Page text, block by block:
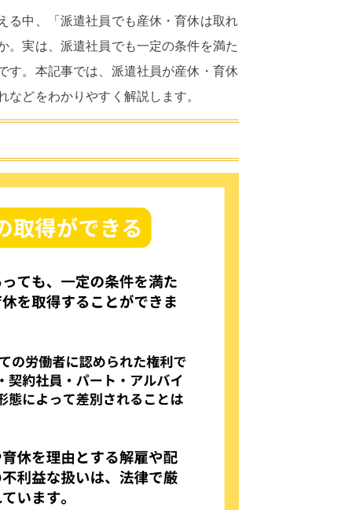
る中、「派遣社員でも産休・育休は取れ
。実は、派遣社員でも一定の条件を満た
す。本記事では、派遣社員が産休・育休
どをわかりやすく解説します。